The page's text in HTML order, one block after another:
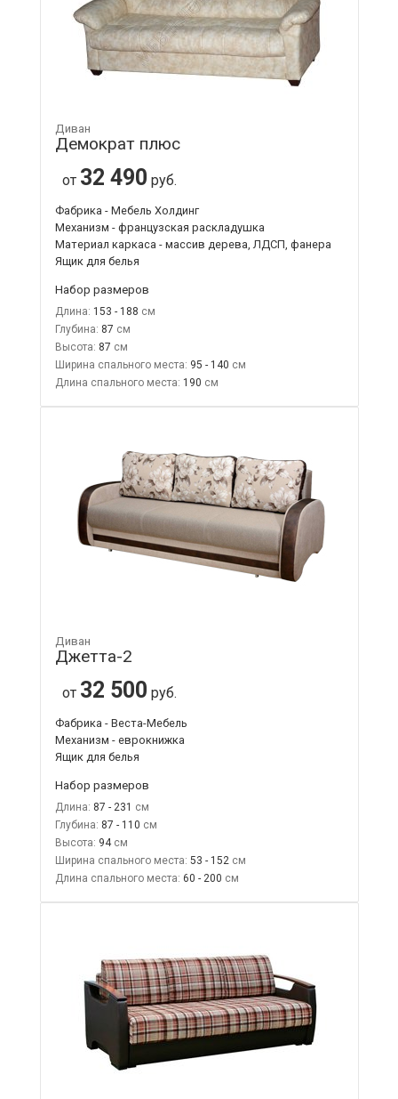
Диван
Демократ плюс
от 32 490 руб.
Фабрика - Мебель Холдинг
Механизм - французская раскладушка
Материал каркаса - массив дерева, ЛДСП, фанера
Ящик для белья
Набор размеров
Длина: 153 - 188
Глубина: 87
Высота: 87
Ширина спального места: 95 - 140
Длина спального места: 190
Диван
Джетта-2
от 32 500 руб.
Фабрика - Веста-Мебель
Механизм - еврокнижка
Ящик для белья
Набор размеров
Длина: 87 - 231
Глубина: 87 - 110
Высота: 94
Ширина спального места: 53 - 152
Длина спального места: 60 - 200